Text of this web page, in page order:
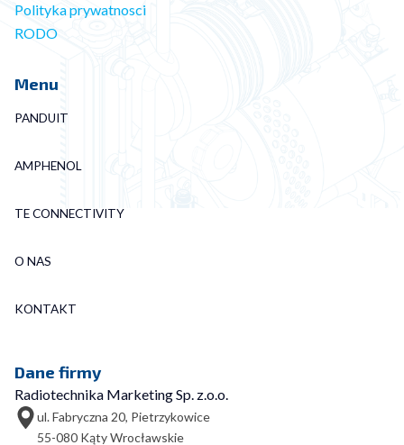
Polityka prywatnosci
RODO
Menu
PANDUIT
AMPHENOL
TE CONNECTIVITY
O NAS
KONTAKT
Dane firmy
Radiotechnika Marketing Sp. z.o.o.
ul. Fabryczna 20, Pietrzykowice
55-080 Kąty Wrocławskie